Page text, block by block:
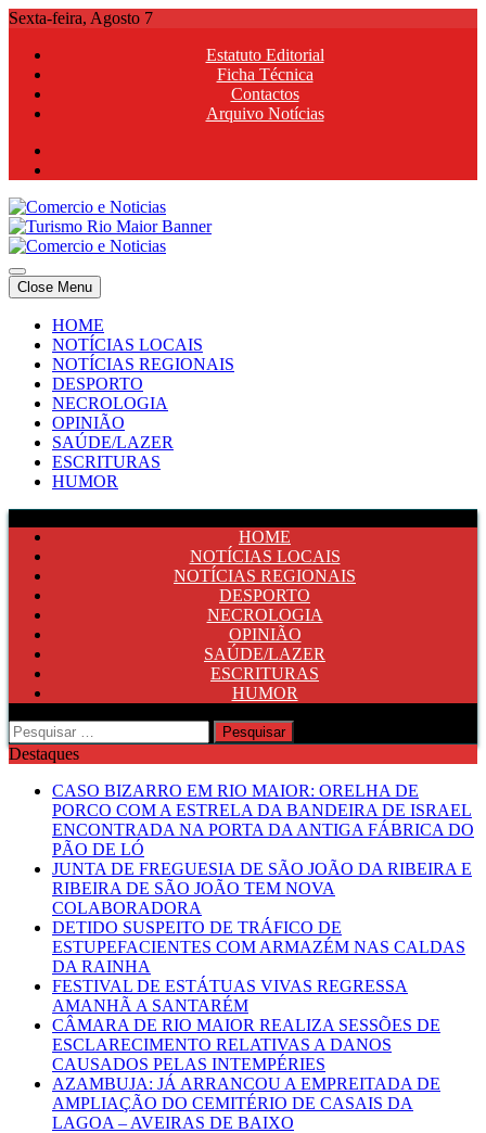
Skip
content
Sexta-feira, Agosto 7
Estatuto Editorial
Ficha Técnica
Contactos
Arquivo Notícias
Comercio e Noticias
Notícias e Publicidade Online
Comercio e Noticias
Notícias e Publicidade Online
Close Menu
HOME
NOTÍCIAS LOCAIS
NOTÍCIAS REGIONAIS
DESPORTO
NECROLOGIA
OPINIÃO
SAÚDE/LAZER
ESCRITURAS
HUMOR
HOME
NOTÍCIAS LOCAIS
NOTÍCIAS REGIONAIS
DESPORTO
NECROLOGIA
OPINIÃO
SAÚDE/LAZER
ESCRITURAS
HUMOR
Pesquisar
por:
Destaques
CASO BIZARRO EM RIO MAIOR: ORELHA DE
PORCO COM A ESTRELA DA BANDEIRA DE ISRAEL
ENCONTRADA NA PORTA DA ANTIGA FÁBRICA DO
PÃO DE LÓ
JUNTA DE FREGUESIA DE SÃO JOÃO DA RIBEIRA E
RIBEIRA DE SÃO JOÃO TEM NOVA
COLABORADORA
DETIDO SUSPEITO DE TRÁFICO DE
ESTUPEFACIENTES COM ARMAZÉM NAS CALDAS
DA RAINHA
FESTIVAL DE ESTÁTUAS VIVAS REGRESSA
AMANHÃ A SANTARÉM
CÂMARA DE RIO MAIOR REALIZA SESSÕES DE
ESCLARECIMENTO RELATIVAS A DANOS
CAUSADOS PELAS INTEMPÉRIES
AZAMBUJA: JÁ ARRANCOU A EMPREITADA DE
AMPLIAÇÃO DO CEMITÉRIO DE CASAIS DA
LAGOA – AVEIRAS DE BAIXO